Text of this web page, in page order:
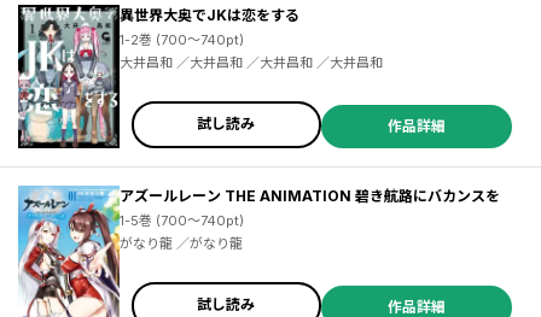
異世界大奥でJKは恋をする
1-2巻 (700～740pt)
大井昌和 ／大井昌和 ／大井昌和 ／大井昌和
試し読み 作品詳細
アズールレーン THE ANIMATION 碧き航路にバカンスを
1-5巻 (700～740pt)
がなり龍 ／がなり龍
試し読み 作品詳細